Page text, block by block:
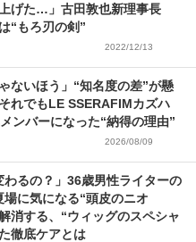
げた…」古田敦也新理事長
“もろ刃の剣”
2022/12/13
ないほう」“知名度の差”が懸
れでもLE SSERAFIMカズハ
メンバーになった“納得の理由”
2026/08/09
わるの？」36歳男性ライターの
に気になる“頭皮のニオ
消する、“ウィッグのスペシャ
徹底ケアとは